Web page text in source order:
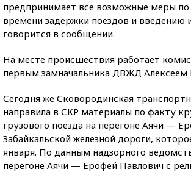
предпринимает все возможные меры
времени задержки поездов и введению
говорится в сообщении.
На месте происшествия работает
первым замначальника ДВЖД Алексеем
Сегодня же Сковородинская
направила в СКР материалы по факту
грузового поезда на перегоне Аячи —
Забайкальской железной дороги,
января. По данным надзорного
перегоне Аячи — Ерофей Павлович с